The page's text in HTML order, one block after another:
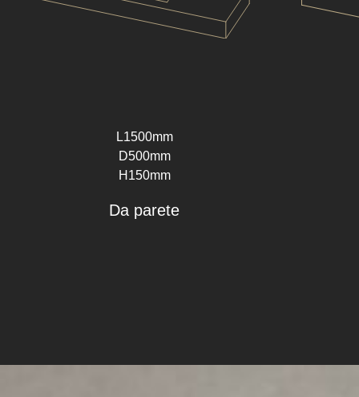
L1500mm
D500mm
H150mm
Da parete